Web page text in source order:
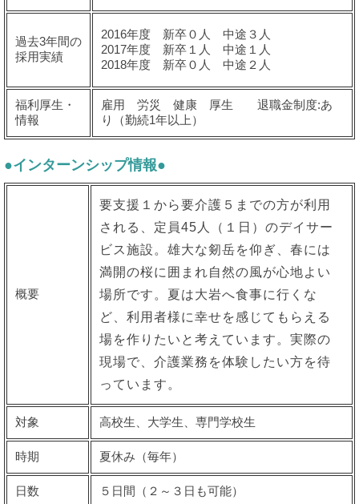
過去3年間の
採用実績
2016年度 新卒０人 中途３人
2017年度 新卒１人 中途１人
2018年度 新卒０人 中途２人
福利厚生・
情報
雇用 労災 健康 厚生 退職金制度:あ
り（勤続1年以上）
●インターンシップ情報●
概要
要支援１から要介護５までの方が利用
される、定員45人（１日）のデイサー
ビス施設。雄大な剱岳を仰ぎ、春には
満開の桜に囲まれ自然の風が心地よい
場所です。夏は大岩へ食事に行くな
ど、利用者様に幸せを感じてもらえる
場を作りたいと考えています。実際の
現場で、介護業務を体験したい方を待
っています。
対象 高校生、大学生、専門学校生
時期 夏休み（毎年）
日数 ５日間（２～３日も可能）